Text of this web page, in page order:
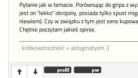
Pytanie jak w temacie. Porównując do gripa z
jest on "lekko" okrojony, posiada tylko spust
niewiem). Czy w związku z tym jest sens
Chętnie poczytam jakieś opinie.
krótkowzroczność + astygmatyzm :]